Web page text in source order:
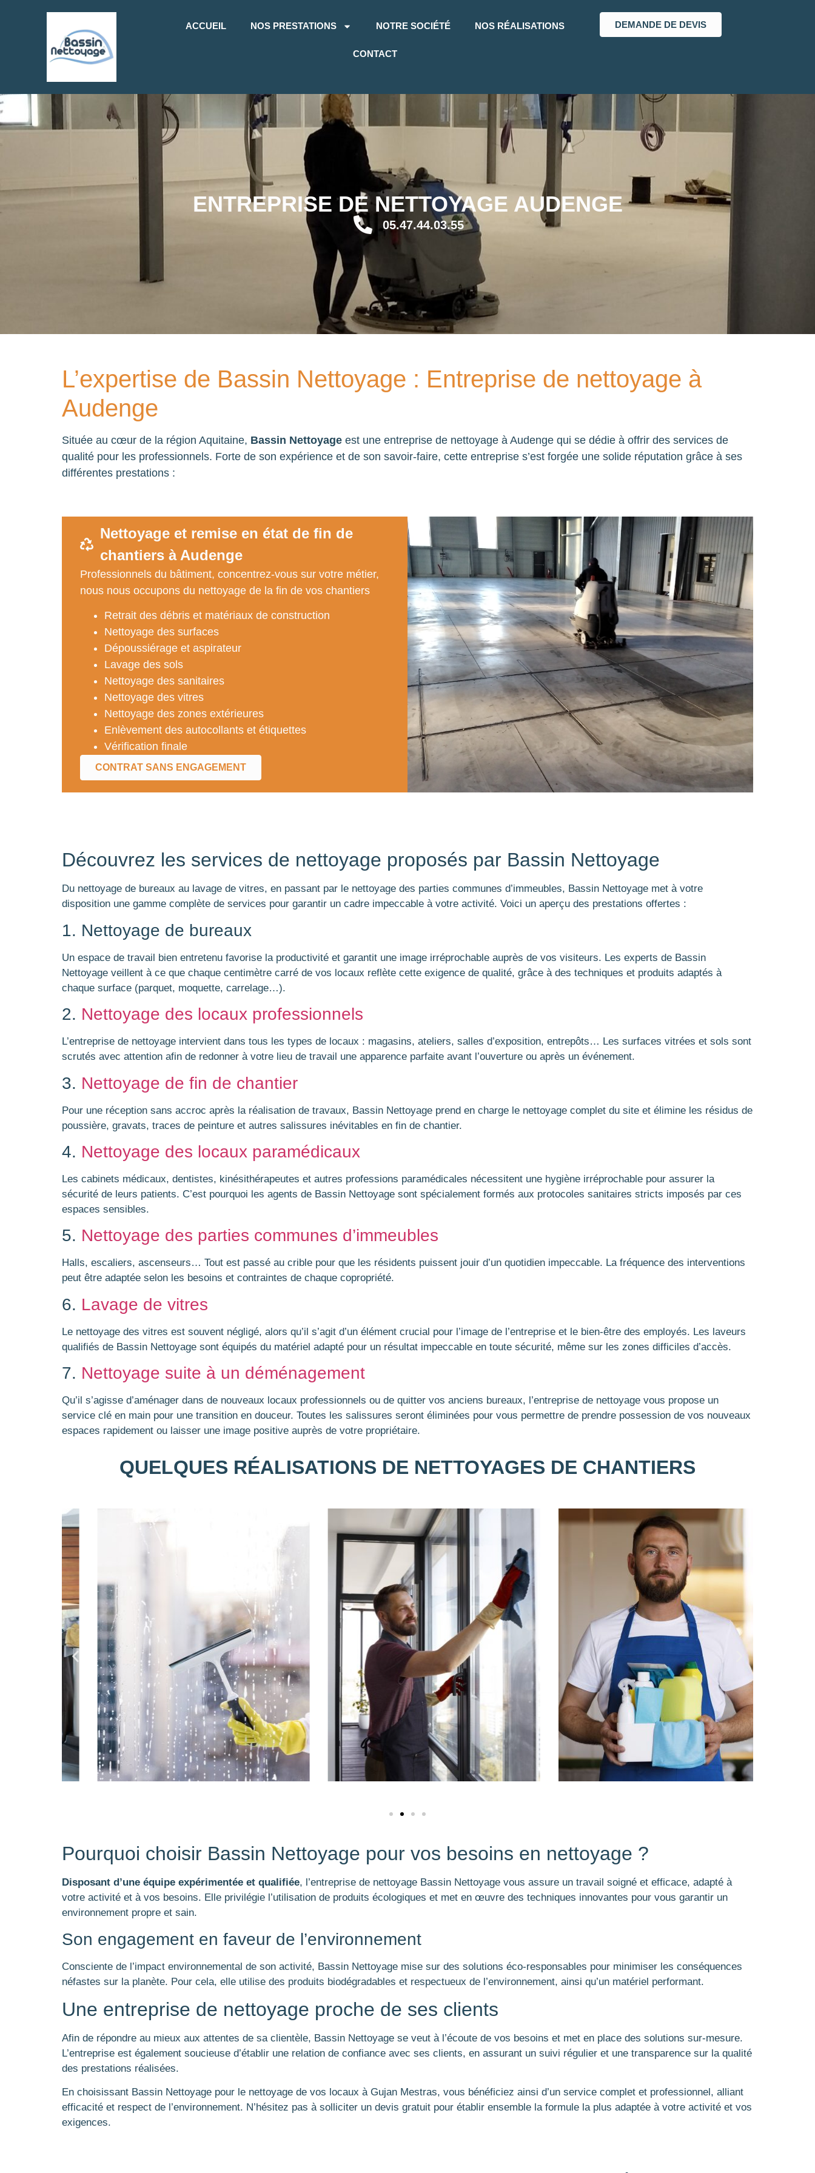
ACCUEIL NOS PRESTATIONS NOTRE SOCIÉTÉ NOS RÉALISATIONS
CONTACT
DEMANDE DE DEVIS
ENTREPRISE DE NETTOYAGE AUDENGE
05.47.44.03.55
L’expertise de Bassin Nettoyage : Entreprise de nettoyage à
Audenge
Située au cœur de la région Aquitaine, Bassin Nettoyage est une entreprise de nettoyage à Audenge qui se dédie à offrir des services de
qualité pour les professionnels. Forte de son expérience et de son savoir-faire, cette entreprise s’est forgée une solide réputation grâce à ses
différentes prestations :
Nettoyage et remise en état de fin de
chantiers à Audenge
Professionnels du bâtiment, concentrez-vous sur votre métier,
nous nous occupons du nettoyage de la fin de vos chantiers
Retrait des débris et matériaux de construction
Nettoyage des surfaces
Dépoussiérage et aspirateur
Lavage des sols
Nettoyage des sanitaires
Nettoyage des vitres
Nettoyage des zones extérieures
Enlèvement des autocollants et étiquettes
Vérification finale
CONTRAT SANS ENGAGEMENT
Découvrez les services de nettoyage proposés par Bassin Nettoyage
Du nettoyage de bureaux au lavage de vitres, en passant par le nettoyage des parties communes d’immeubles, Bassin Nettoyage met à votre
disposition une gamme complète de services pour garantir un cadre impeccable à votre activité. Voici un aperçu des prestations offertes :
1. Nettoyage de bureaux
Un espace de travail bien entretenu favorise la productivité et garantit une image irréprochable auprès de vos visiteurs. Les experts de Bassin
Nettoyage veillent à ce que chaque centimètre carré de vos locaux reflète cette exigence de qualité, grâce à des techniques et produits adaptés à
chaque surface (parquet, moquette, carrelage…).
2. Nettoyage des locaux professionnels
L’entreprise de nettoyage intervient dans tous les types de locaux : magasins, ateliers, salles d’exposition, entrepôts… Les surfaces vitrées et sols sont
scrutés avec attention afin de redonner à votre lieu de travail une apparence parfaite avant l’ouverture ou après un événement.
3. Nettoyage de fin de chantier
Pour une réception sans accroc après la réalisation de travaux, Bassin Nettoyage prend en charge le nettoyage complet du site et élimine les résidus de
poussière, gravats, traces de peinture et autres salissures inévitables en fin de chantier.
4. Nettoyage des locaux paramédicaux
Les cabinets médicaux, dentistes, kinésithérapeutes et autres professions paramédicales nécessitent une hygiène irréprochable pour assurer la
sécurité de leurs patients. C’est pourquoi les agents de Bassin Nettoyage sont spécialement formés aux protocoles sanitaires stricts imposés par ces
espaces sensibles.
5. Nettoyage des parties communes d’immeubles
Halls, escaliers, ascenseurs… Tout est passé au crible pour que les résidents puissent jouir d’un quotidien impeccable. La fréquence des interventions
peut être adaptée selon les besoins et contraintes de chaque copropriété.
6. Lavage de vitres
Le nettoyage des vitres est souvent négligé, alors qu’il s’agit d’un élément crucial pour l’image de l’entreprise et le bien-être des employés. Les laveurs
qualifiés de Bassin Nettoyage sont équipés du matériel adapté pour un résultat impeccable en toute sécurité, même sur les zones difficiles d’accès.
7. Nettoyage suite à un déménagement
Qu’il s’agisse d’aménager dans de nouveaux locaux professionnels ou de quitter vos anciens bureaux, l’entreprise de nettoyage vous propose un
service clé en main pour une transition en douceur. Toutes les salissures seront éliminées pour vous permettre de prendre possession de vos nouveaux
espaces rapidement ou laisser une image positive auprès de votre propriétaire.
QUELQUES RÉALISATIONS DE NETTOYAGES DE CHANTIERS
Pourquoi choisir Bassin Nettoyage pour vos besoins en nettoyage ?
Disposant d’une équipe expérimentée et qualifiée, l’entreprise de nettoyage Bassin Nettoyage vous assure un travail soigné et efficace, adapté à
votre activité et à vos besoins. Elle privilégie l’utilisation de produits écologiques et met en œuvre des techniques innovantes pour vous garantir un
environnement propre et sain.
Son engagement en faveur de l’environnement
Consciente de l’impact environnemental de son activité, Bassin Nettoyage mise sur des solutions éco-responsables pour minimiser les conséquences
néfastes sur la planète. Pour cela, elle utilise des produits biodégradables et respectueux de l’environnement, ainsi qu’un matériel performant.
Une entreprise de nettoyage proche de ses clients
Afin de répondre au mieux aux attentes de sa clientèle, Bassin Nettoyage se veut à l’écoute de vos besoins et met en place des solutions sur-mesure.
L’entreprise est également soucieuse d’établir une relation de confiance avec ses clients, en assurant un suivi régulier et une transparence sur la qualité
des prestations réalisées.
En choisissant Bassin Nettoyage pour le nettoyage de vos locaux à Gujan Mestras, vous bénéficiez ainsi d’un service complet et professionnel, alliant
efficacité et respect de l’environnement. N’hésitez pas à solliciter un devis gratuit pour établir ensemble la formule la plus adaptée à votre activité et vos
exigences.